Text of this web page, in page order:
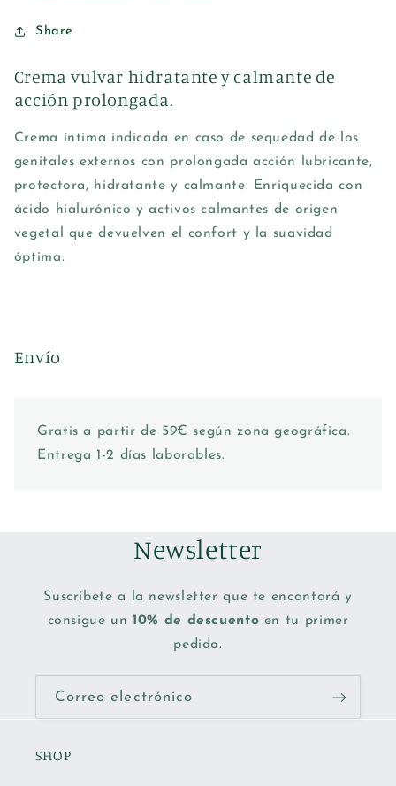
Share
Crema vulvar hidratante y calmante de
acción prolongada.
Crema íntima indicada en caso de sequedad de los
genitales externos con prolongada acción lubricante,
protectora, hidratante y calmante. Enriquecida con
ácido hialurónico y activos calmantes de origen
vegetal que devuelven el confort y la suavidad
óptima.
Envío
Gratis a partir de 59€ según zona geográfica.
Entrega 1-2 días laborables.
Newsletter
Suscríbete a la newsletter que te encantará y
consigue un10% de descuento en tu primer
pedido.
Correo electrónico
SHOP